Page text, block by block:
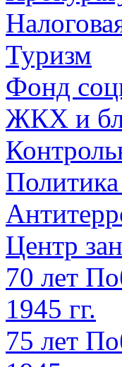
Туризм
Фонд
ЖКХ и
Центр
70 лет
1945 гг.
75 лет